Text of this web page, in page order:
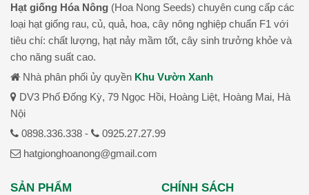
Hạt giống Hóa Nông (Hoa Nong Seeds) chuyên cung cấp các
loại hạt giống rau, củ, quả, hoa, cây nông nghiệp chuẩn F1 với
tiêu chí: chất lượng, hạt nảy mầm tốt, cây sinh trưởng khỏe và
cho năng suất cao.
Nhà phân phối ủy quyền Khu Vườn Xanh
DV3 Phố Đống Kỳ, 79 Ngọc Hồi, Hoàng Liệt, Hoàng Mai, Hà
Nội
0898.336.338 -
0925.27.27.99
hatgionghoanong@gmail.com
SẢN PHẨM CHÍNH SÁCH